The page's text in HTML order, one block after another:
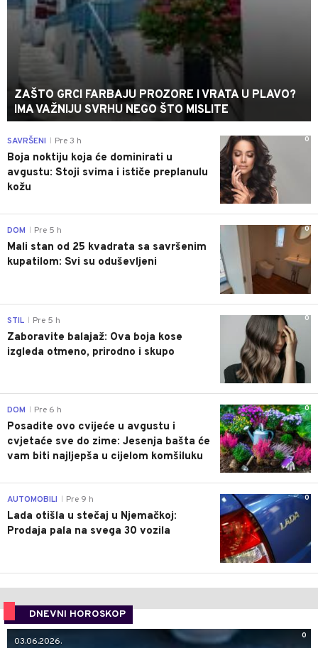
ZAŠTO GRCI FARBAJU PROZORE I VRATA U PLAVO?
IMA VAŽNIJU SVRHU NEGO ŠTO MISLITE
0
SAVRŠENI Pre 3 h
Boja noktiju koja će dominirati u
avgustu: Stoji svima i ističe preplanulu
kožu
0
DOM Pre 5 h
Mali stan od 25 kvadrata sa savršenim
kupatilom: Svi su oduševljeni
0
STIL Pre 5 h
Zaboravite balajaž: Ova boja kose
izgleda otmeno, prirodno i skupo
0
DOM Pre 6 h
Posadite ovo cvijeće u avgustu i
cvjetaće sve do zime: Jesenja bašta će
vam biti najljepša u cijelom komšiluku
0
AUTOMOBILI Pre 9 h
Lada otišla u stečaj u Njemačkoj:
Prodaja pala na svega 30 vozila
DNEVNI HOROSKOP
0
03.06.2026.